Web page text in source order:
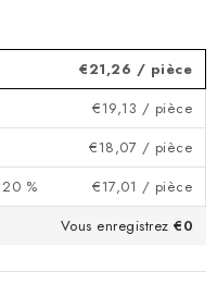
€21,26 / pièce
€19,13 / pièce
€18,07 / pièce
%
€17,01 / pièce
Vous enregistrez €0